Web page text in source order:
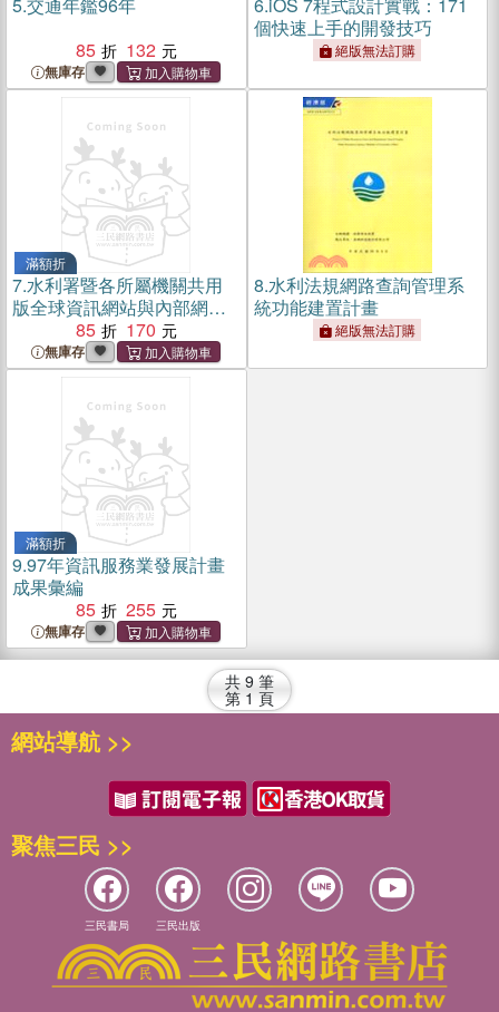
85
132
無庫存
個快速上手的開發技巧
絕版無法訂購
滿額折
7.水利署暨各所屬機關共用
版全球資訊網站與內部網站
建置計畫85 170
無庫存
8.水利法規網路查詢管理系
統功能建置計畫
絕版無法訂購
滿額折
9.97年資訊服務業發展計畫
成果彙編
85
255
無庫存
共 9 筆
第 1 頁
網站導航 >>
聚焦三民 >>
三民書局 三民出版